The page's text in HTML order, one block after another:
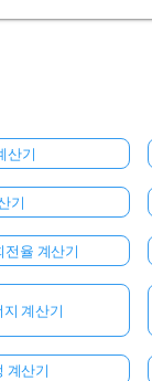
산기
기
전율 계산기
계산기
계산기